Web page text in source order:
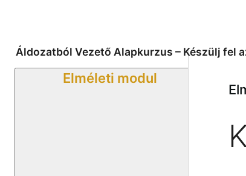
Áldozatból Vezető Alapkurzus – Készülj fel
Elméleti modul